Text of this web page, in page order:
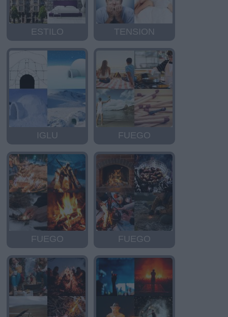
ESTILO TENSION
IGLU FUEGO
FUEGO FUEGO